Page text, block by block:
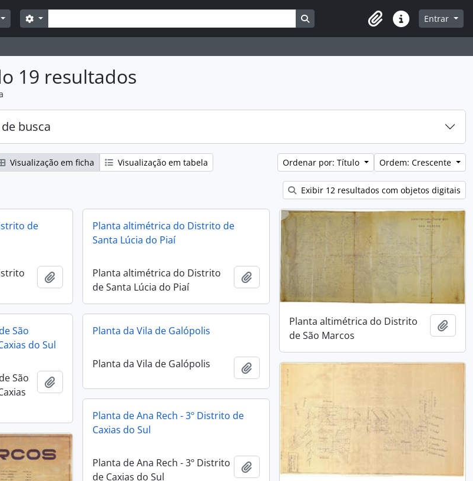
Buscar
Opções de busca Busque na página de navegação
Atalhos Entrar
19 resultados
busca
Visualização em ficha Visualização em tabela Ordenar por: Título Ordem: Crescente
Exibir 12 resultados com objetos digitais
de
Adicionar a área de transferência
Planta altimétrica do Distrito de
Santa Lúcia do Piaí
Planta altimétrica do Distrito
de Santa Lúcia do Piaí
Adicionar a área de transferência
Planta altimétrica do Distrito
de São Marcos
São
do Sul
São
Planta da Vila de Galópolis
Planta da Vila de Galópolis Adicionar a área de transferência
Planta de Ana Rech - 3º Distrito de
Caxias do Sul
Planta de Ana Rech - 3º Distrito
de Caxias do Sul
Adicionar a área de transferência